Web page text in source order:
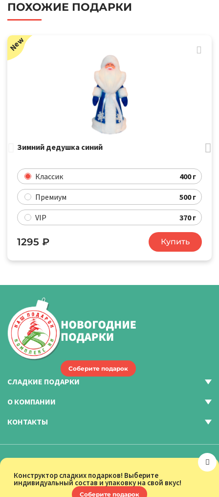
ПОХОЖИЕ ПОДАРКИ
New
Зимний дедушка синий
Классик 400 г
Премиум 500 г
VIP 370 г
1295 ₽ Купить
Конструктор сладких подарков! Выберите
индивидуальный состав и упаковку на свой вкус!
Соберите подарок
Соберите подарок
СЛАДКИЕ ПОДАРКИ
О КОМПАНИИ
КОНТАКТЫ
Карта сайта
Политика конфиденциальности